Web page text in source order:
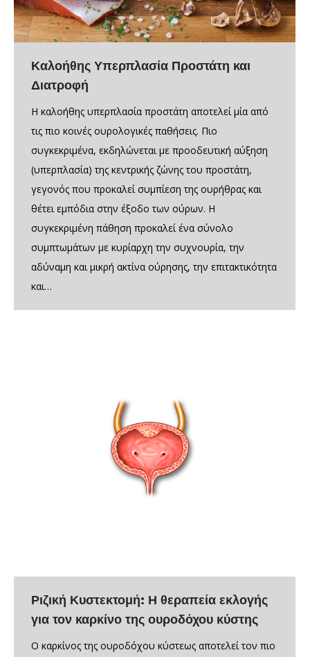
Καλοήθης Υπερπλασία Προστάτη και
Διατροφή
Η καλοήθης υπερπλασία προστάτη αποτελεί μία από
τις πιο κοινές ουρολογικές παθήσεις. Πιο
συγκεκριμένα, εκδηλώνεται με προοδευτική αύξηση
(υπερπλασία) της κεντρικής ζώνης του προστάτη,
γεγονός που προκαλεί συμπίεση της ουρήθρας και
θέτει εμπόδια στην έξοδο των ούρων. Η
συγκεκριμένη πάθηση προκαλεί ένα σύνολο
συμπτωμάτων με κυρίαρχη την συχνουρία, την
αδύναμη και μικρή ακτίνα ούρησης, την επιτακτικότητα
και…
Ριζική Κυστεκτομή: Η θεραπεία εκλογής
για τον καρκίνο της ουροδόχου κύστης
Ο καρκίνος της ουροδόχου κύστεως αποτελεί τον πιο